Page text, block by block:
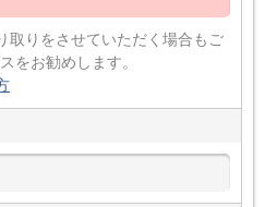
取りをさせていただく場合もご
をお勧めします。